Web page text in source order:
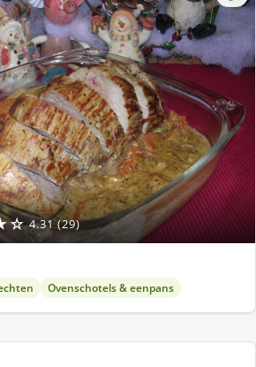
4.31 (29)
Ovenschotels & eenpans